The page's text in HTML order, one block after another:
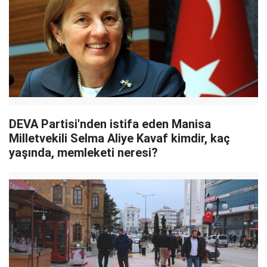
DEVA Partisi'nden istifa eden Manisa
Milletvekili Selma Aliye Kavaf kimdir, kaç
yaşında, memleketi neresi?